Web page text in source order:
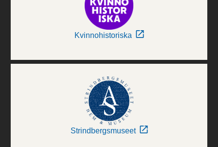
Kvinnohistoriska
Strindbergsmuseet